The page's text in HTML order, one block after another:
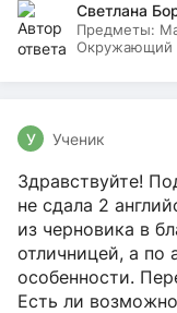
Светлана
Предметы:
Окружающий
У Ученик
Здравствуйте!
не сдала 2
из черновика в
отличницей, а по
особенности.
Есть ли